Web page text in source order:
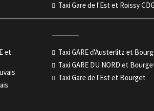
Taxi Gare de l'Est et Roissy CDG
et
Taxi GARE d'Austerlitz et
Taxi GARE DU NORD et
Taxi Gare de l'Est et Bourget